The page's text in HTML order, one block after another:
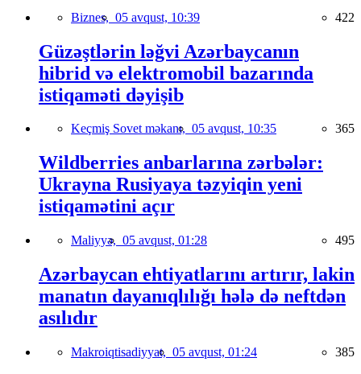
Biznes, 05 avqust, 10:39 422
Güzəştlərin ləğvi Azərbaycanın
hibrid və elektromobil bazarında
istiqaməti dəyişib
Keçmiş Sovet məkanı, 05 avqust, 10:35 365
Wildberries anbarlarına zərbələr:
Ukrayna Rusiyaya təzyiqin yeni
istiqamətini açır
Maliyyə, 05 avqust, 01:28 495
Azərbaycan ehtiyatlarını artırır, lakin
manatın dayanıqlılığı hələ də neftdən
asılıdır
Makroiqtisadiyyat, 05 avqust, 01:24 385